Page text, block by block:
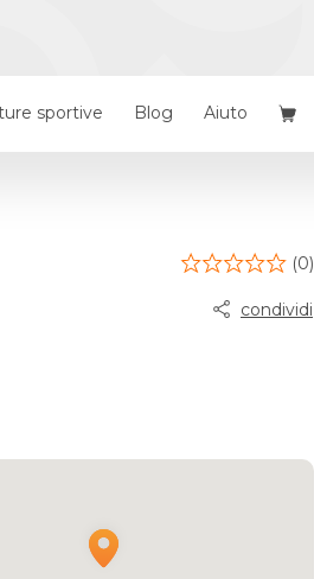
sportive Blog Aiuto
(0)
condividi